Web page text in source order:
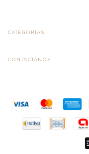
CATEGORÍAS
CONTACTÁNOS